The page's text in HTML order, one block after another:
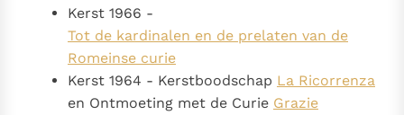
Kerst 1966 -
Tot de kardinalen en de prelaten van de
Romeinse curie
Kerst 1964 - Kerstboodschap La Ricorrenza
en Ontmoeting met de Curie Grazie